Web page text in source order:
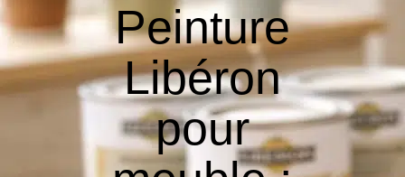
Peinture
Libéron
pour